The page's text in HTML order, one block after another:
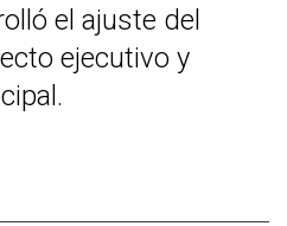
el ajuste del
ejecutivo y